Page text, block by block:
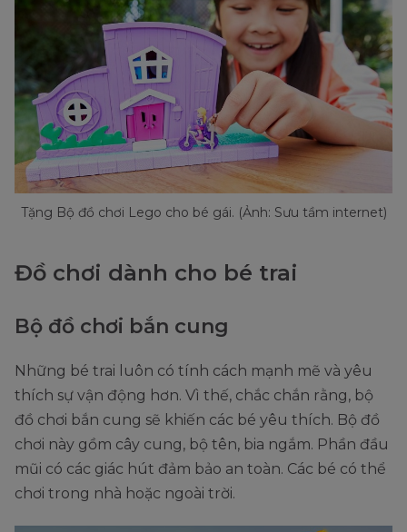
Tặng Bộ đồ chơi Lego cho bé gái. (Ảnh: Sưu tầm internet)
Đồ chơi dành cho bé trai
Bộ đồ chơi bắn cung
Những bé trai luôn có tính cách mạnh mẽ và yêu
thích sự vận động hơn. Vì thế, chắc chắn rằng, bộ
đồ chơi bắn cung sẽ khiến các bé yêu thích. Bộ đồ
chơi này gồm cây cung, bộ tên, bia ngắm. Phần đầu
mũi có các giác hút đảm bảo an toàn. Các bé có thể
chơi trong nhà hoặc ngoài trời.